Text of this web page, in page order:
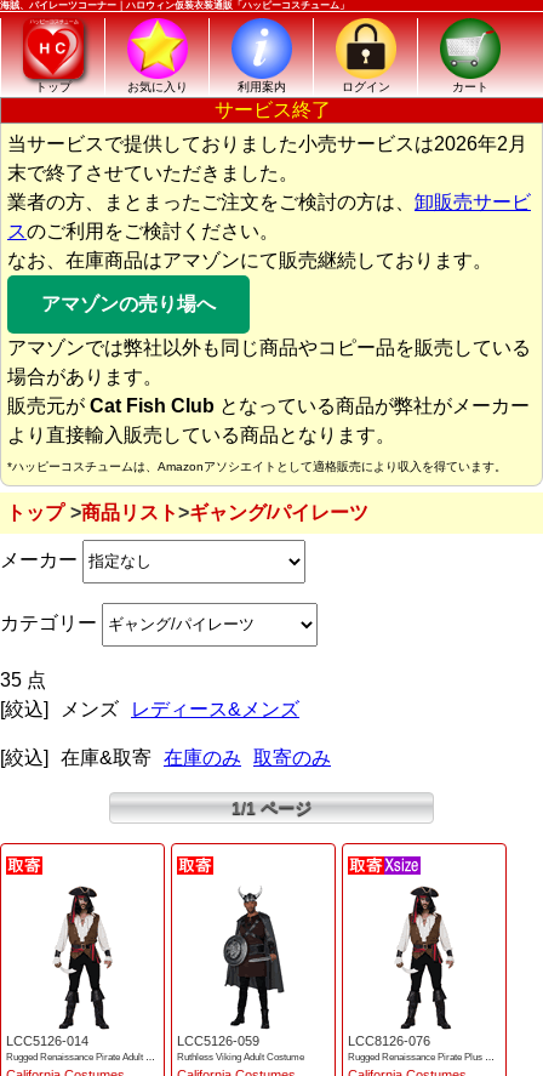
海賊、パイレーツコーナー｜ハロウィン仮装衣装通販「ハッピーコスチューム」
トップ お気に入り 利用案内 ログイン カート
サービス終了
当サービスで提供しておりました小売サービスは2026年2月
末で終了させていただきました。
業者の方、まとまったご注文をご検討の方は、 卸販売サービ
スのご利用をご検討ください。
なお、在庫商品はアマゾンにて販売継続しております。
アマゾンの売り場へ
アマゾンでは弊社以外も同じ商品やコピー品を販売している
場合があります。
販売元が Cat Fish Club となっている商品が弊社がメーカー
より直接輸入販売している商品となります。
*ハッピーコスチュームは、Amazonアソシエイトとして適格販売により収入を得ています。
トップ 商品リスト ギャング/パイレーツ
メーカー
カテゴリー
35 点
[絞込]
メンズ レディース&メンズ
[絞込] 在庫&取寄 在庫のみ 取寄のみ
1/1 ページ
LCC5126-014
Rugged Renaissance Pirate Adult Costume
LCC5126-059
Ruthless Viking Adult Costume
LCC8126-076
Rugged Renaissance Pirate Plus Costume